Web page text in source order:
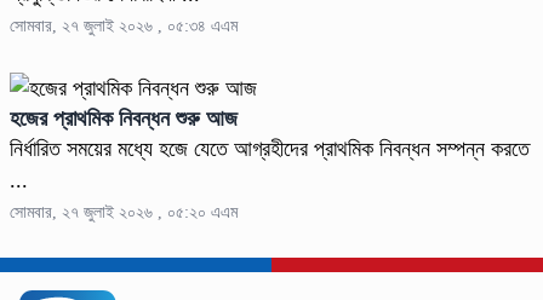
সোমবার, ২৭ জুলাই ২০২৬ , ০৫:৩৪ এএম
হজের প্রাথমিক নিবন্ধন শুরু আজ
নির্ধারিত সময়ের মধ্যে হজে যেতে আগ্রহীদের প্রাথমিক নিবন্ধন সম্পন্ন করতে
...
সোমবার, ২৭ জুলাই ২০২৬ , ০৫:২০ এএম